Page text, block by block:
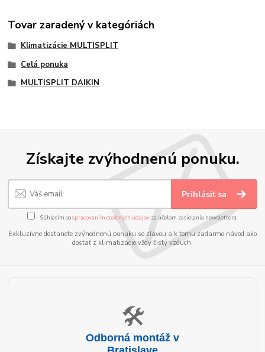
Tovar zaradený v kategóriách
Klimatizácie MULTISPLIT
Celá ponuka
MULTISPLIT DAIKIN
Získajte zvýhodnenú ponuku.
Prihlásiť sa
Súhlasím sospracovaním osobných údajov za účelom zasielania newslettera.
Exkluzívne dostanete zvýhodnenú ponuku so zľavou a k tomu zadarmo návod ako
dostať z klimatizácie vždy čistý vzduch.
🛠️
Odborná montáž v